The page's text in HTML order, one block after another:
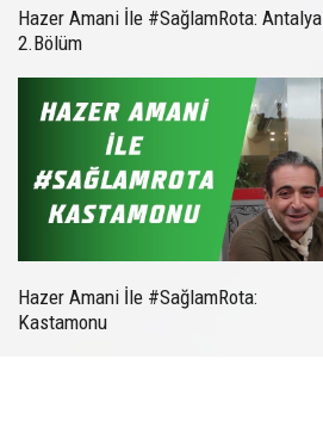
Hazer Amani İle #SağlamRota: Antalya
2.Bölüm
Hazer Amani İle #SağlamRota:
Kastamonu